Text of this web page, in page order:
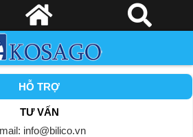
HỖ TRỢ
TƯ VẤN
info@bilico.vn